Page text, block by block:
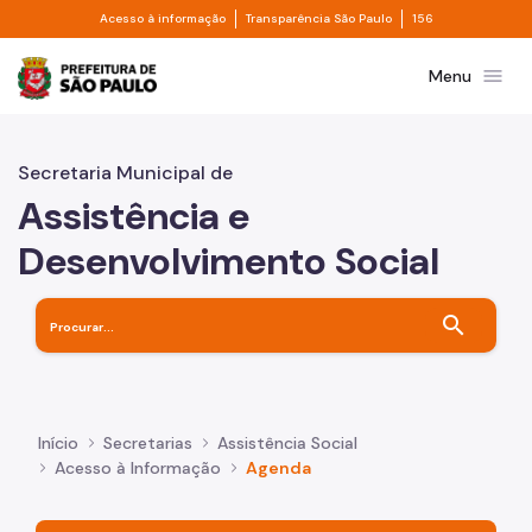
Pular para o Conteúdo principal
Acesso à informação Divisor de acesso à informação
Transparência São Paulo Divisor de
156
Prefeitura de São PauloMenu menu
Secretaria Municipal de
Assistência e
Desenvolvimento Social
search
Início Secretarias
Assistência Social
Acesso à Informação
Agenda